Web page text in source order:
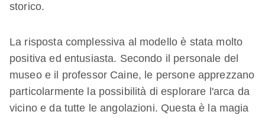
storico.
La risposta complessiva al modello è stata molto
positiva ed entusiasta. Secondo il personale del
museo e il professor Caine, le persone apprezzano
particolarmente la possibilità di esplorare l'arca da
vicino e da tutte le angolazioni. Questa è la magia